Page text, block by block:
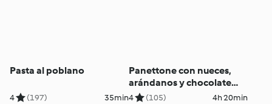
Pasta al poblano
4 (197) 35min
Panettone con nueces,
arándanos y chocolate
blanco
4 (105) 4h 20min